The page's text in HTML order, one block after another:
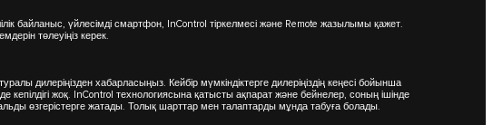
байланыс, үйлесімді смартфон, InControl тіркелмесі және Remote жазылымы қажет.
төлеуіңіз керек.
дилеріңізден хабарласыңыз. Кейбір мүмкіндіктерге дилеріңіздің кеңесі бойынша
жоқ. InControl технологиясына қатысты ақпарат және бейнелер, соның ішінде
өзгерістерге жатады. Толық шарттар мен талаптарды мұнда табуға болады.